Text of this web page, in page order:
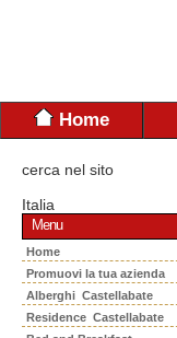
Home
cerca nel sito
Italia
Menu
Home
Promuovi la tua azienda
Alberghi Castellabate
Residence Castellabate